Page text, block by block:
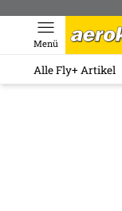
Menü
Alle Fly+ Artikel